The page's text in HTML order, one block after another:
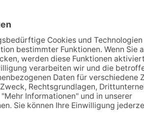
Medikament gut“, oder: „Bei
Die erste Formulierung richtet
dass die Therapie ohne
Möglichkeit, Nebenwirkungen
genau über einzelne
nicht nur auf, sondern
sie ihrem Patienten Stärke